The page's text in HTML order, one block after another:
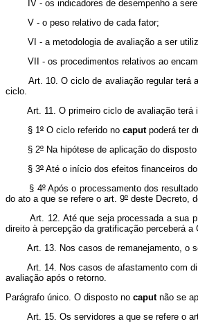
IV - os indicadores de desempenho a
V - o peso relativo de cada fator;
VI - a metodologia de avaliação a ser
VII - os procedimentos relativos ao
Art. 10. O ciclo de avaliação regular terá a
ciclo.
Art. 11. O primeiro ciclo de avaliação terá
§ 1º O ciclo referido no caputpoderá ter
§ 2º Na hipótese de aplicação do
§ 3º Até o início dos efeitos financeiros
§ 4ºApós o processamento dos
do ato a que se refere o art. 9º deste Decreto,
Art. 12. Até que seja processada a sua
direito à percepção da gratificação perceberá
Art. 13. Nos casos de remanejamento, o
Art. 14. Nos casos de afastamento com
avaliação após o retorno.
Parágrafo único. O disposto no caputnão se
Art. 15. Os servidores a que se refere o